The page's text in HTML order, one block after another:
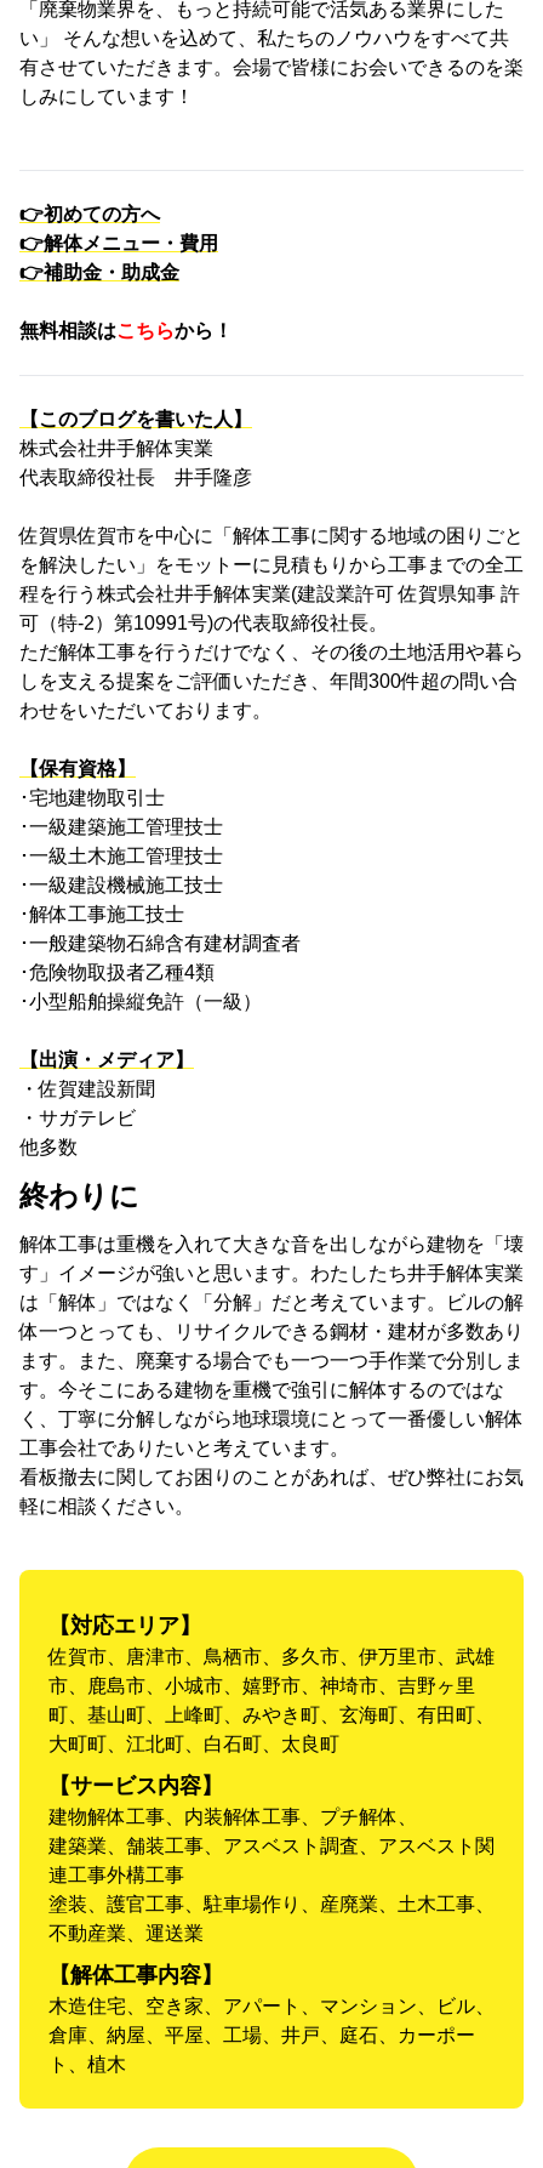
「廃棄物業界を、もっと持続可能で活気ある業界にした
い」 そんな想いを込めて、私たちのノウハウをすべて共
有させていただきます。会場で皆様にお会いできるのを楽
しみにしています！
👉初めての方へ
👉解体メニュー・費用
👉補助金・助成金
無料相談はこちらから！
【このブログを書いた人】
株式会社井手解体実業
代表取締役社長 井手隆彦
佐賀県佐賀市を中心に「解体工事に関する地域の困りごと
を解決したい」をモットーに見積もりから工事までの全工
程を行う株式会社井手解体実業(建設業許可 佐賀県知事 許
可（特-2）第10991号)の代表取締役社長。
ただ解体工事を行うだけでなく、その後の土地活用や暮ら
しを支える提案をご評価いただき、年間300件超の問い合
わせをいただいております。
【保有資格】
･宅地建物取引士
･一級建築施工管理技士
･一級土木施工管理技士
･一級建設機械施工技士
･解体工事施工技士
･一般建築物石綿含有建材調査者
･危険物取扱者乙種4類
･小型船舶操縦免許（一級）
【出演・メディア】
・佐賀建設新聞
・サガテレビ
他多数
終わりに
解体工事は重機を入れて大きな音を出しながら建物を「壊
す」イメージが強いと思います。わたしたち井手解体実業
は「解体」ではなく「分解」だと考えています。ビルの解
体一つとっても、リサイクルできる鋼材・建材が多数あり
ます。また、廃棄する場合でも一つ一つ手作業で分別しま
す。今そこにある建物を重機で強引に解体するのではな
く、丁寧に分解しながら地球環境にとって一番優しい解体
工事会社でありたいと考えています。
看板撤去に関してお困りのことがあれば、ぜひ弊社にお気
軽に相談ください。
【対応エリア】
佐賀市、唐津市、鳥栖市、多久市、伊万里市、武雄
市、鹿島市、小城市、嬉野市、神埼市、吉野ヶ里
町、基山町、上峰町、みやき町、玄海町、有田町、
大町町、江北町、白石町、太良町
【サービス内容】
建物解体工事、内装解体工事、プチ解体、
建築業、舗装工事、アスベスト調査、アスベスト関
連工事外構工事
塗装、護官工事、駐車場作り、産廃業、土木工事、
不動産業、運送業
【解体工事内容】
木造住宅、空き家、アパート、マンション、ビル、
倉庫、納屋、平屋、工場、井戸、庭石、カーポー
ト、植木